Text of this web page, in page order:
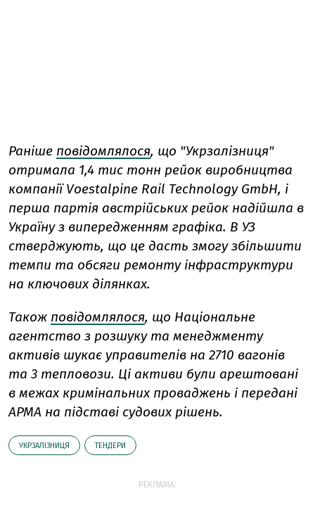
Раніше повідомлялося, що "Укрзалізниця"
отримала 1,4 тис тонн рейок виробництва
компанії Voestalpine Rail Technology GmbH, і
перша партія австрійських рейок надійшла в
Україну з випередженням графіка. В УЗ
стверджують, що це дасть змогу збільшити
темпи та обсяги ремонту інфраструктури
на ключових ділянках.
Також повідомлялося, що Національне
агентство з розшуку та менеджменту
активів шукає управителів на 2710 вагонів
та 3 тепловози. Ці активи були арештовані
в межах кримінальних проваджень і передані
АРМА на підставі судових рішень.
УКРЗАЛІЗНИЦЯ ТЕНДЕРИ
РЕКЛАМА: